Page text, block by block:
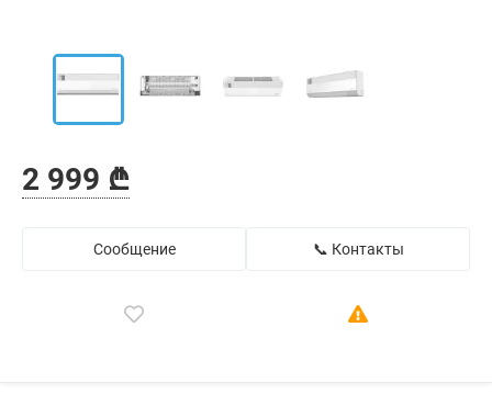
2 999 ₾
Сообщение 📞 Контакты